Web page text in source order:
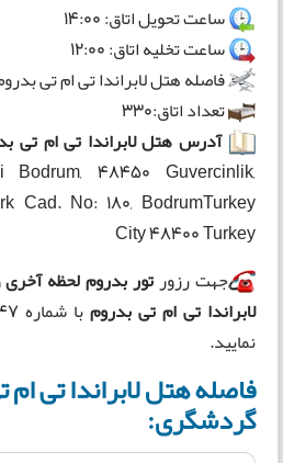
ساعت تحویل اتاق: 14:00
ساعت تخلیه اتاق: 12:00
فاصله هتل لابراندا تی ام تی بدروم تا
تعداد اتاق:330
آدرس هتل لابراندا تی ام تی
Bodrum, 48450 Guvercinlik,
Turkey
Cad. No: 180, Bodrum
City 48400 Turkey
جهت رزورتور بدروم لحظه آخری
لابراندا تی ام تی بدروم
نمایید.
فاصله هتل لابراندا تی ام
گردشگری: